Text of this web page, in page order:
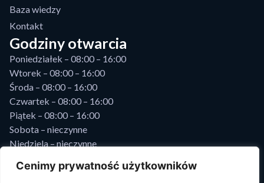
Cenimy prywatność użytkowników
Baza wiedzy
Kontakt
Godziny otwarcia
Poniedziałek – 08:00 – 16:00
Wtorek – 08:00 – 16:00
Środa – 08:00 – 16:00
Czwartek – 08:00 – 16:00
Piątek – 08:00 – 16:00
Sobota – nieczynne
Niedziela – nieczynne
Prosupport